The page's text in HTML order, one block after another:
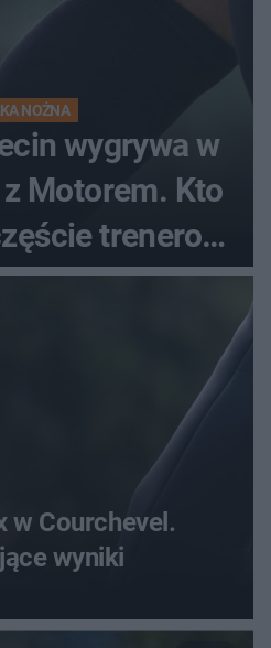
NOŻNA
wygrywa w
Motorem. Kto
trenerowi
w Courchevel.
wyniki